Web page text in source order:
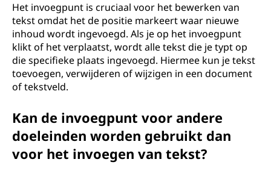
Het invoegpunt is cruciaal voor het bewerken van
tekst omdat het de positie markeert waar nieuwe
inhoud wordt ingevoegd. Als je op het invoegpunt
klikt of het verplaatst, wordt alle tekst die je typt op
die specifieke plaats ingevoegd. Hiermee kun je tekst
toevoegen, verwijderen of wijzigen in een document
of tekstveld.
Kan de invoegpunt voor andere
doeleinden worden gebruikt dan
voor het invoegen van tekst?